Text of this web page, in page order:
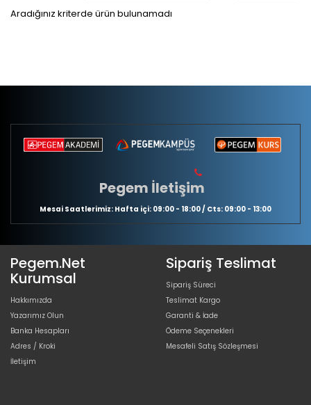
Aradığınız kriterde ürün bulunamadı
Pegem İletişim
Mesai Saatlerimiz: Hafta içi: 09:00 - 18:00 / Cts: 09:00 - 13:00
Pegem.Net
Kurumsal
Hakkımızda
Yazarımız Olun
Banka Hesapları
Adres / Kroki
İletişim
Sipariş Teslimat
Sipariş Süreci
Teslimat Kargo
Garanti & İade
Ödeme Seçenekleri
Mesafeli Satış Sözleşmesi